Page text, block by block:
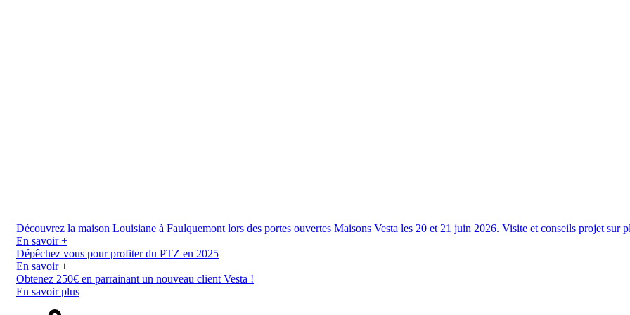
Découvrez la maison Louisiane à Faulquemont lors des portes ouvertes Maisons Vesta les 20 et 21 juin 2026. Visite et conseils projet sur
En savoir +
Dépêchez vous pour profiter du PTZ en 2025
En savoir +
Obtenez 250€ en parrainant un nouveau client Vesta !
En savoir plus